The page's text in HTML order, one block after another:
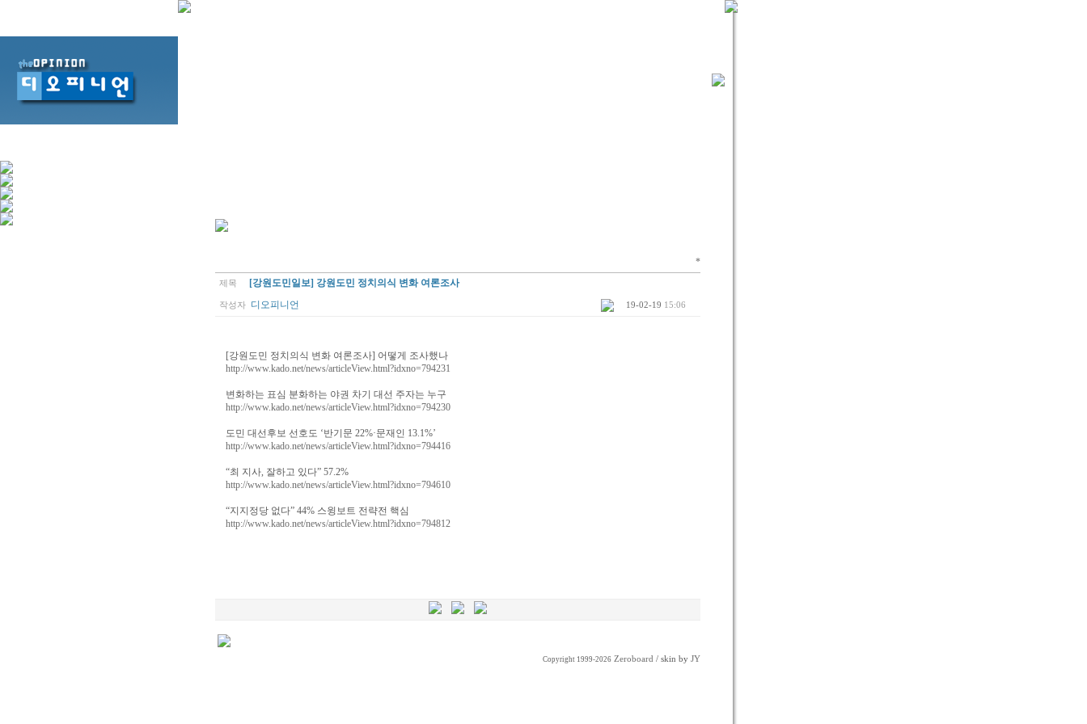
*
제목 [강원도민일보] 강원도민 정치의식 변화 여론조사
작성자 디오피니언 19-02-19 15:06
[강원도민 정치의식 변화 여론조사] 어떻게 조사했나
http://www.kado.net/news/articleView.html?idxno=794231
변화하는 표심 분화하는 야권 차기 대선 주자는 누구
http://www.kado.net/news/articleView.html?idxno=794230
도민 대선후보 선호도 ‘반기문 22%·문재인 13.1%’
http://www.kado.net/news/articleView.html?idxno=794416
“최 지사, 잘하고 있다” 57.2%
http://www.kado.net/news/articleView.html?idxno=794610
“지지정당 없다” 44% 스윙보트 전략전 핵심
http://www.kado.net/news/articleView.html?idxno=794812
Copyright 1999-2026 Zeroboard / skin by JY